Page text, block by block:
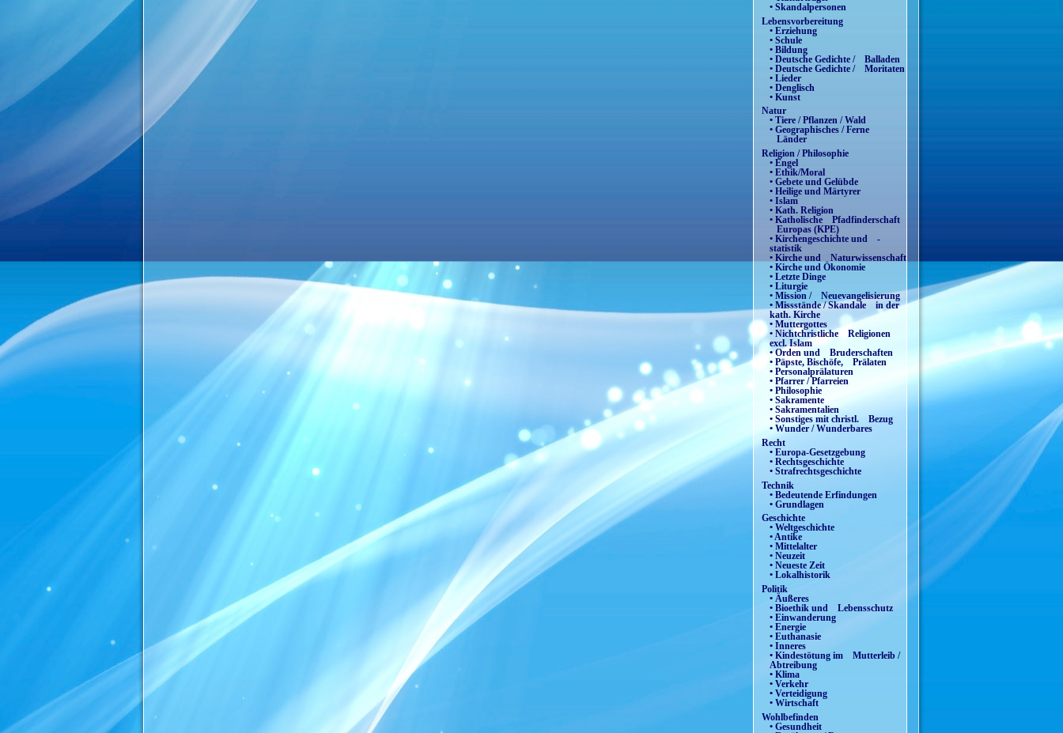
• Skandalpersonen
Lebensvorbereitung
• Erziehung
• Schule
• Bildung
• Deutsche Gedichte / Balladen
• Deutsche Gedichte / Moritaten
• Lieder
• Denglisch
• Kunst
Natur
• Tiere / Pflanzen / Wald
• Geographisches / Ferne
Länder
Religion / Philosophie
• Engel
• Ethik/Moral
• Gebete und Gelübde
• Heilige und Märtyrer
• Islam
• Kath. Religion
• Katholische Pfadfinderschaft
Europas (KPE)
• Kirchengeschichte und -
statistik
• Kirche und Naturwissenschaft
• Kirche und Ökonomie
• Letzte Dinge
• Liturgie
• Mission / Neuevangelisierung
• Missstände / Skandale in der
kath. Kirche
• Muttergottes
• Nichtchristliche Religionen
excl. Islam
• Orden und Bruderschaften
• Päpste, Bischöfe, Prälaten
• Personalprälaturen
• Pfarrer / Pfarreien
• Philosophie
• Sakramente
• Sakramentalien
• Sonstiges mit christl. Bezug
• Wunder / Wunderbares
Recht
• Europa-Gesetzgebung
• Rechtsgeschichte
• Strafrechtsgeschichte
Technik
• Bedeutende Erfindungen
• Grundlagen
Geschichte
• Weltgeschichte
• Antike
• Mittelalter
• Neuzeit
• Neueste Zeit
• Lokalhistorik
Politik
• Äußeres
• Bioethik und Lebensschutz
• Einwanderung
• Energie
• Euthanasie
• Inneres
• Kindestötung im Mutterleib /
Abtreibung
• Klima
• Verkehr
• Verteidigung
• Wirtschaft
Wohlbefinden
• Gesundheit